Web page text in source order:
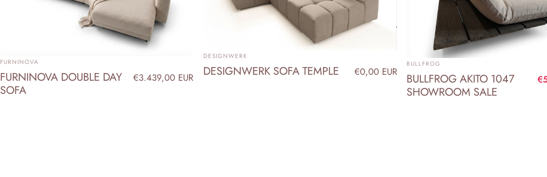
ANBIETER:
FURNINOVA
FURNINOVA DOUBLE DAY
SOFA
€3.439,00 EUR
ANBIETER:
DESIGNWERK
DESIGNWERK SOFA TEMPLE €0,00 EUR
ANBIETER:
BULLFROG
BULLFROG AKITO 1047
SHOWROOM SALE